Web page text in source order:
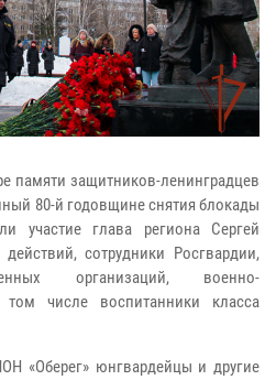
памяти защитников-ленинградцев
80-й годовщине снятия блокады
участие глава региона Сергей
сотрудники Росгвардии,
организаций, военно-
том числе воспитанники класса
«Оберег» юнгвардейцы и другие